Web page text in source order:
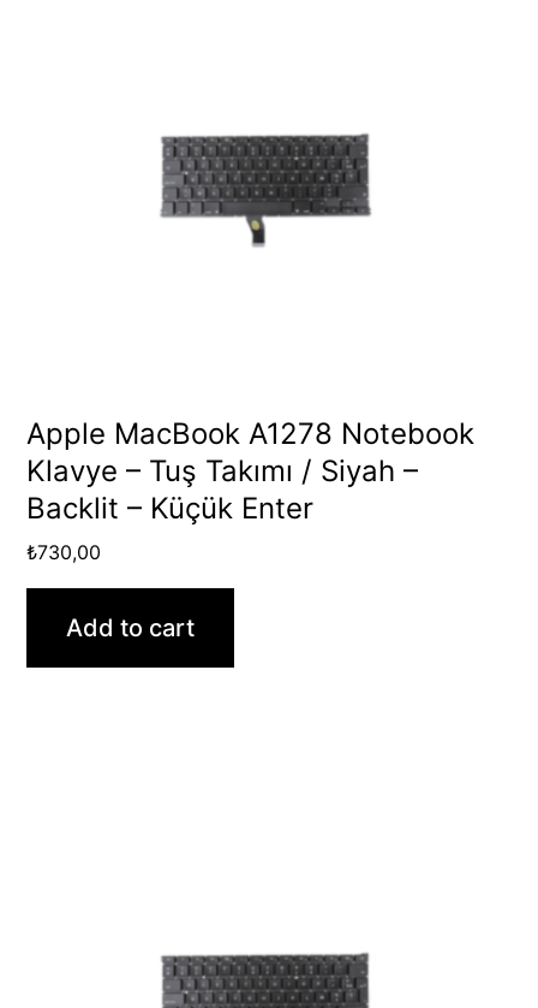
Apple MacBook A1278 Notebook
Klavye – Tuş Takımı / Siyah –
Backlit – Küçük Enter
₺730,00
Add to cart